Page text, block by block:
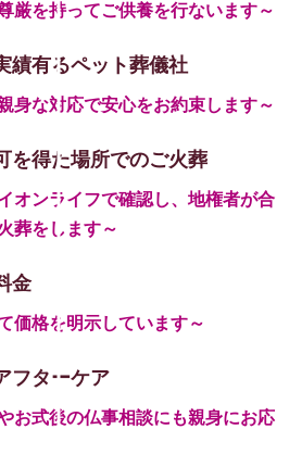
厳を持ってご供養を行ないます～
績有るペット葬儀社
身な対応で安心をお約束します～
を得た場所でのご火葬
オンライフで確認し、地権者が合
葬をします～
金
価格を明示しています～
フターケア
お式後の仏事相談にも親身にお応